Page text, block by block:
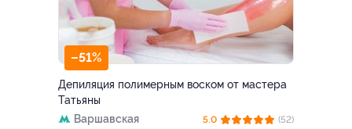
–51%
Депиляция полимерным воском от мастера
Татьяны
Варшавская
5.0
(52)